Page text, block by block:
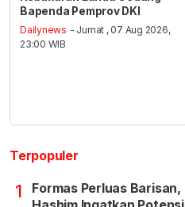
Bapenda Pemprov DKI
Dailynews - Jumat , 07 Aug 2026,
23:00 WIB
Terpopuler
1
Formas Perluas Barisan,